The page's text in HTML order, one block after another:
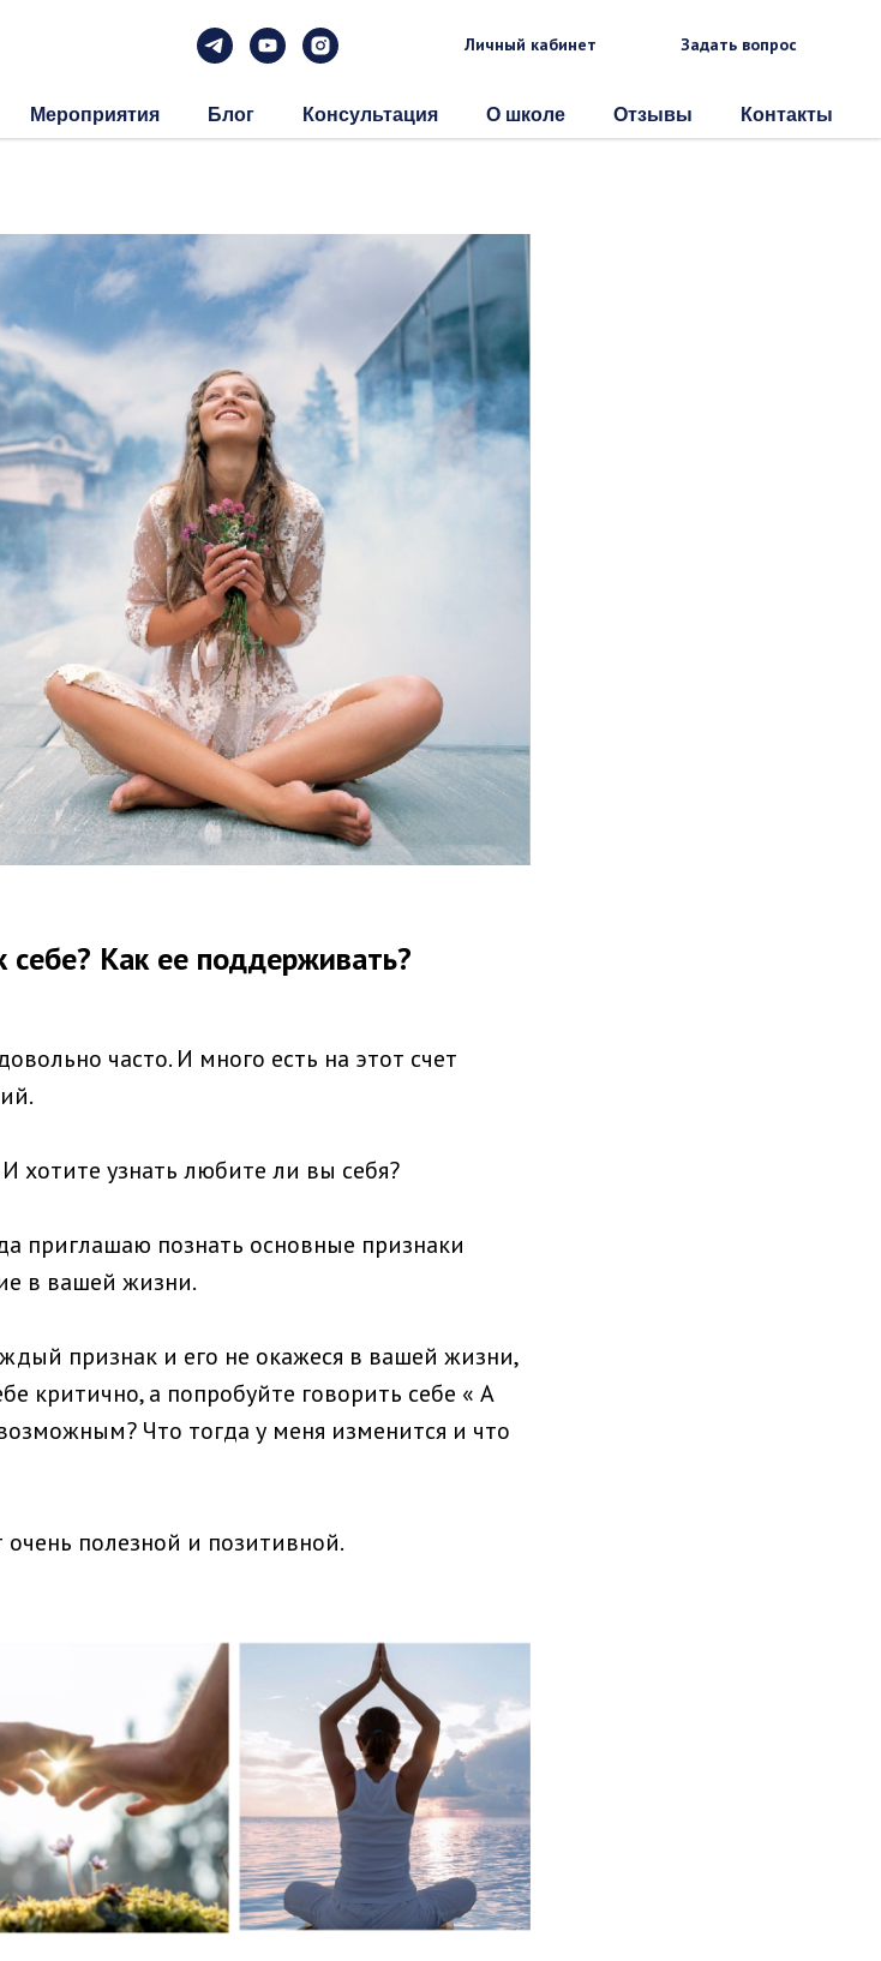
Личный кабинет Задать вопрос
Мероприятия Блог Консультация О школе Отзывы Контакты
себе? Как ее поддерживать?
часто. И много есть на этот счет
хотите узнать любите ли вы себя?
приглашаю познать основные признаки
в вашей жизни.
признак и его не окажеся в вашей жизни,
критично, а попробуйте говорить себе « А
Что тогда у меня изменится и что
полезной и позитивной.